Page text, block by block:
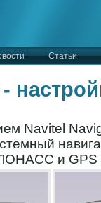
Статьи
Navitel
и GPS